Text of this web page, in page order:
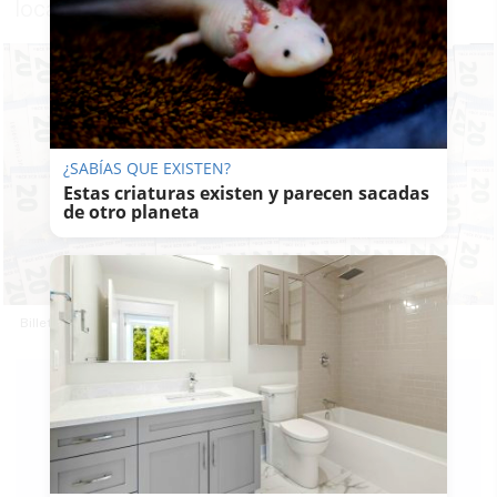
localidad
Billetes falsos incautados por la Policía Local de Chipiona.
LAVOZDELSUR.ES
26/05/2021
FacebookWhatsApp
CopyGuardar
¿SABÍAS QUE EXISTEN?
Estas criaturas existen y parecen sacadas
de otro planeta